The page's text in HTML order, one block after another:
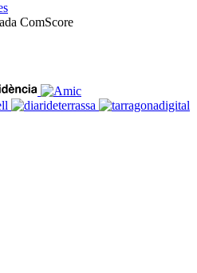
ComScore